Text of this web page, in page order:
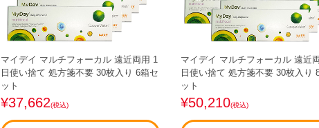
マイデイ マルチフォーカル 遠近両用 1
日使い捨て 処方箋不要 30枚入り 6箱セ
ット
¥37,662(税込)
マイデイ マルチフォーカル 遠近
日使い捨て 処方箋不要 30枚入り
ット
¥50,210(税込)